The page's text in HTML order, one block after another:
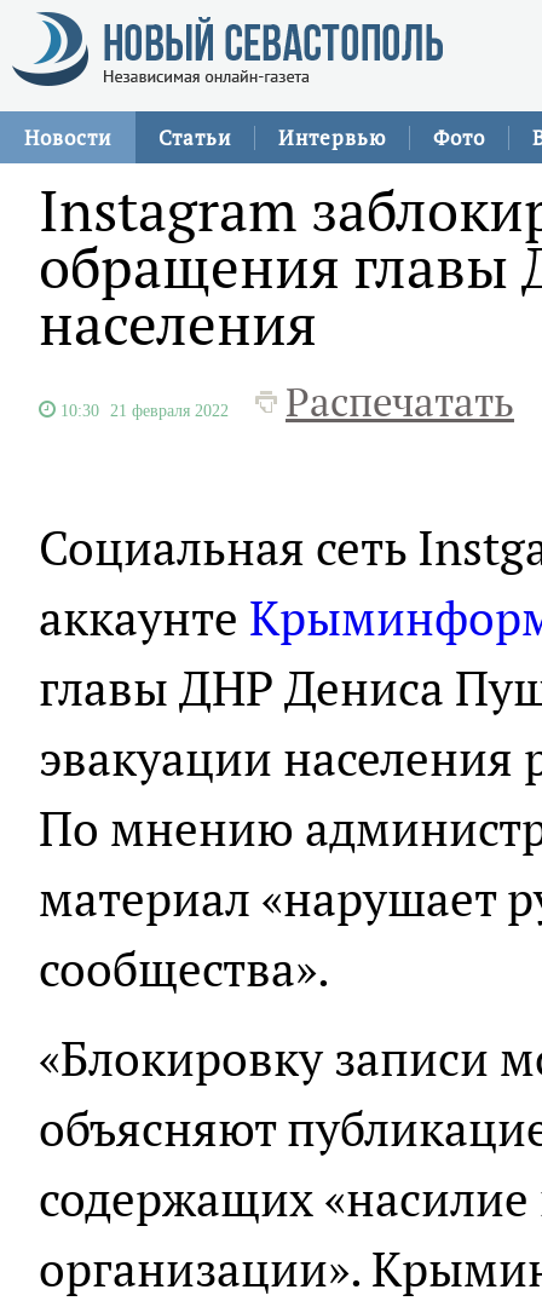
Новости Статьи Интервью Фото
Instagram
обращения главы
населения
10:30 21 февраля 2022 Распечатать
Социальная сеть
аккаунте
главы ДНР Дениса
эвакуации населения
По мнению
материал «нарушает
сообщества».
«Блокировку записи
объясняют
содержащих
организации».